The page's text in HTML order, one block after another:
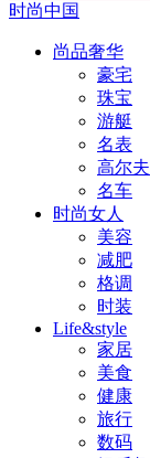
时尚中国
尚品奢华
豪宅
珠宝
游艇
名表
高尔夫
名车
时尚女人
美容
减肥
格调
时装
Life&style
家居
美食
健康
旅行
数码